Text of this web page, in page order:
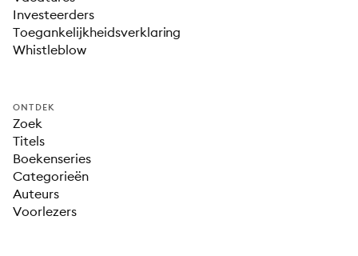
Investeerders
Toegankelijkheidsverklaring
Whistleblow
ONTDEK
Zoek
Titels
Boekenseries
Categorieën
Auteurs
Voorlezers